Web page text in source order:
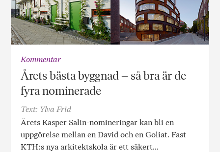
Kommentar
Årets bästa byggnad – så bra är de
fyra nominerade
Text: Ylva Frid
Årets Kasper Salin-nomineringar kan bli en
uppgörelse mellan en David och en Goliat. Fast
KTH:s nya arkitektskola är ett säkert…